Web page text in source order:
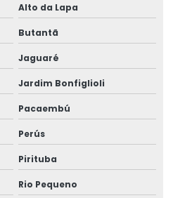
preço
valor
Alto da Lapa
Butantã
Jaguaré
Jardim Bonfiglioli
Pacaembú
Perús
Pirituba
Rio Pequeno